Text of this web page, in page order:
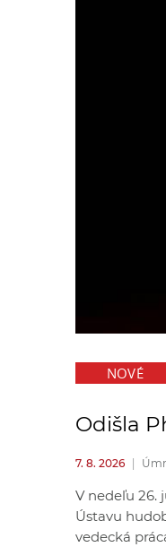
NOVÉ
Odišla
7. 8. 2026
V nedeľu 26.
Ústavu
vedecká